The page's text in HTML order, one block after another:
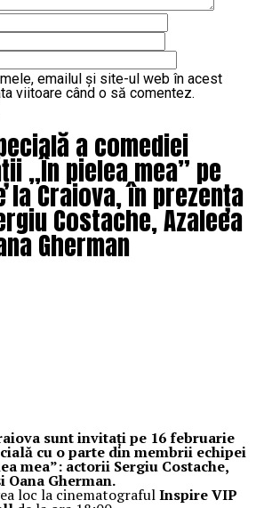
emailul și site-ul web în acest
viitoare când o să comentez.
a comediei
„În pielea mea” pe
la Craiova, în prezența
Costache, Azaleea
Gherman
sunt invitați pe 16 februarie
cu o parte din membrii echipei
mea”: actorii Sergiu Costache,
Oana Gherman.
loc la cinematografulInspire VIP